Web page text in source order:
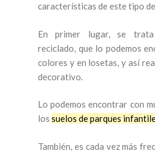
características de este tipo
En primer lugar, se
reciclado, que lo podemos
colores y en losetas, y así
decorativo.
Lo podemos encontrar con
los suelos de parques
También, es cada vez más